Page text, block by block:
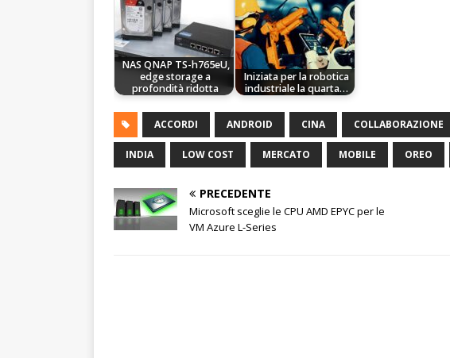
NAS QNAP TS-h765eU,
edge storage a
profondità ridotta
Iniziata per la robotica
industriale la quarta…
ACCORDI ANDROID CINA COLLABORAZIONE
INDIA LOW COST MERCATO MOBILE OREO
PRECEDENTE
Microsoft sceglie le CPU AMD EPYC per le
VM Azure L-Series